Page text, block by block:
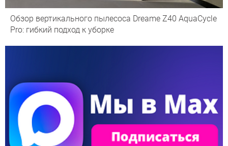
Обзор вертикального пылесоса Dreame Z40 AquaCycle
Pro: гибкий подход к уборке